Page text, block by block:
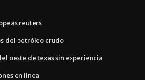
reuters
del petróleo crudo
oeste de texas sin experiencia
en línea